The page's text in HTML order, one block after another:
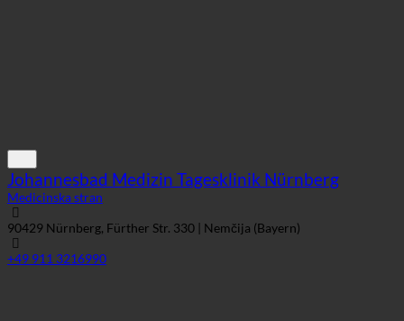
Johannesbad Medizin Tagesklinik Nürnberg
Medicinska stran
90429 Nürnberg, Fürther Str. 330 | Nemčija (Bayern)
+49 911 3216990